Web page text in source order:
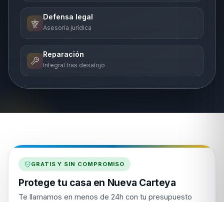
Defensa legal
Asesoría jurídica
Reparación
Integral tras desalojo
GRATIS Y SIN COMPROMISO
Protege tu casa en Nueva Carteya
Te llamamos en menos de 24h con tu presupuesto